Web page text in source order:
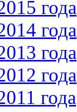
года
года
года
года
года